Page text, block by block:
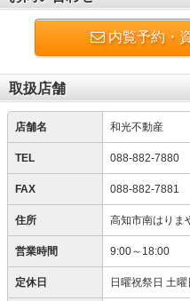
内覧予約・
取扱店舗
店舗名 和光不動産
TEL 088-882-7880
FAX 088-882-7881
住所 高知市南はりま
営業時間 9:00～18:00
定休日 日曜祝祭日 土